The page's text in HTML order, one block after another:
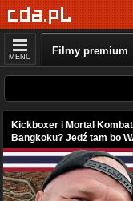
MENU Filmy premium
Kickboxer i Mortal
Bangkoku? Jedź tam bo